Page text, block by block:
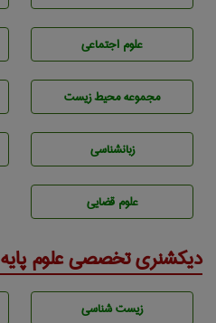
علوم اجتماعی
مجموعه محيط زيست
زبانشناسی
علوم قضایی
دیکشنری تخصصی علوم پایه
زيست شناسی